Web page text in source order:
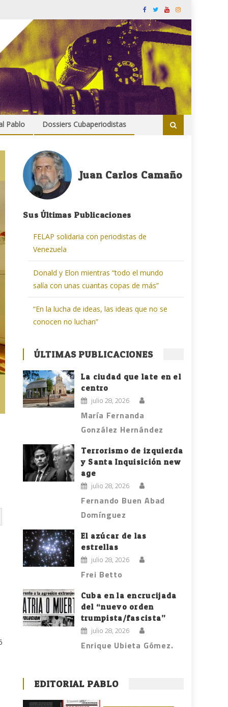
Pablo Dossiers Cubaperiodistas
Juan Carlos Camaño
Sus Últimas Publicaciones
FELAP solidaria con periodistas de
Venezuela
Donald y Elon mientras “todo el mundo
salía con unas cuantas copas de más”
“En la lucha de ideas, las ideas que no se
conocen no luchan”
ÚLTIMAS PUBLICACIONES
La ciudad que late en el
centro
julio 28, 2026
María Fernanda
González Hernández
Terrorismo de izquierda
y Santa Inquisición new
age
julio 28, 2026
Fernando Buen Abad
Domínguez
El azúcar de las
estrellas
julio 28, 2026
Frei Betto
Cuba en la encrucijada
del “nuevo orden
trumpista/fascista”
julio 28, 2026
Enrique Ubieta Gómez.
EDITORIAL PABLO